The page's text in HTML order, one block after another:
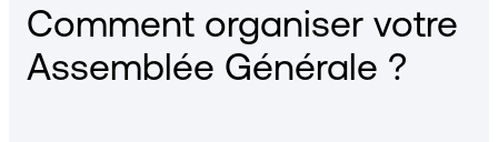
Projets
Services
Comment organiser votre
Assemblée Générale ?